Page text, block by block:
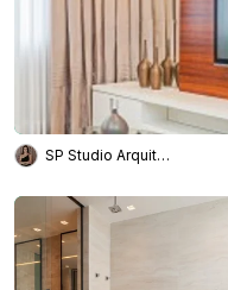
SP Studio Arquitetura